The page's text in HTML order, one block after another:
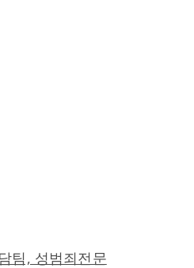
팀, 성범죄전문